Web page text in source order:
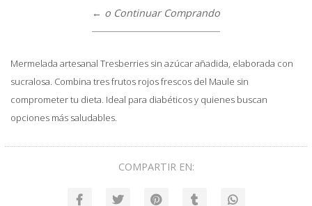
← o Continuar Comprando
Mermelada artesanal Tresberries sin azúcar añadida, elaborada con
sucralosa. Combina tres frutos rojos frescos del Maule sin
comprometer tu dieta. Ideal para diabéticos y quienes buscan
opciones más saludables.
COMPARTIR EN: